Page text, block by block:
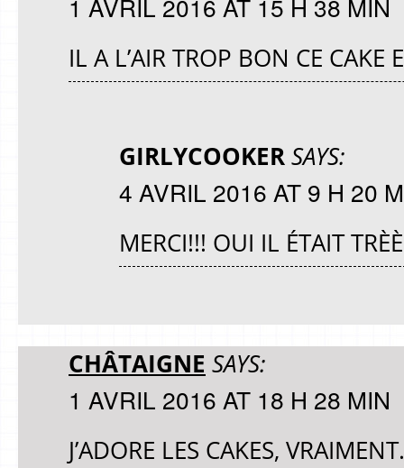
1 AVRIL 2016 AT 15 H 38 MIN
IL A L’AIR TROP BON CE CAKE
GIRLYCOOKERSAYS:
4 AVRIL 2016 AT 9 H 20
MERCI!!! OUI IL ÉTAIT
CHÂTAIGNE SAYS:
1 AVRIL 2016 AT 18 H 28 MIN
J’ADORE LES CAKES,